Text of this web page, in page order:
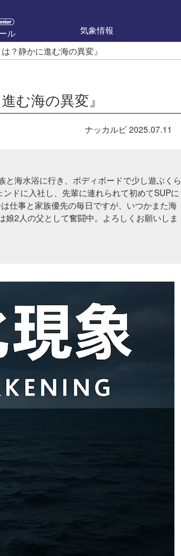
ル 気象情報
？静かに進む海の異変』
む海の異変』
ナッカルビ 2025.07.11
海水浴に行き、ボディボードで少し遊ぶくら
ドに入社し、先輩に連れられて初めてSUPに
事と家族優先の毎日ですが、いつかまた海
2人の父として奮闘中。よろしくお願いしま